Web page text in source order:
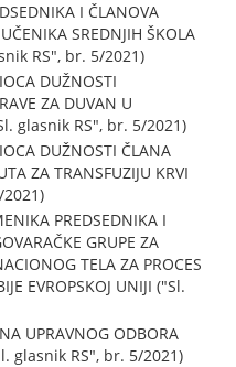
I ČLANOVA
SREDNJIH ŠKOLA
RS", br. 5/2021)
DUŽNOSTI
ZA DUVAN U
glasnik RS", br. 5/2021)
DUŽNOSTI ČLANA
ZA TRANSFUZIJU KRVI
2021)
PREDSEDNIKA I
GRUPE ZA
TELA ZA PROCES
EVROPSKOJ UNIJI ("Sl.
UPRAVNOG ODBORA
glasnik RS", br. 5/2021)